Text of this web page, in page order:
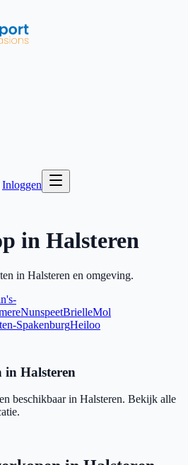
Inloggen
in Halsteren
in Halsteren en omgeving.
's-
NunspeetBrielleMol
SpakenburgHeiloo
in Halsteren
beschikbaar in Halsteren. Bekijk alle